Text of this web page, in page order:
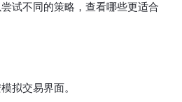
试不同的策略，查看哪些更适合
拟交易界面。